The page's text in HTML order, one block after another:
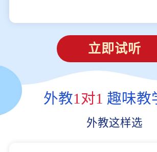
立即试听
外教1对1 趣味教
外教这样选